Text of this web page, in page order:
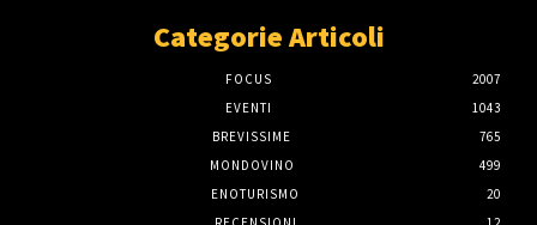
Categorie Articoli
FOCUS
2007
EVENTI
1043
BREVISSIME
765
MONDOVINO
499
ENOTURISMO
20